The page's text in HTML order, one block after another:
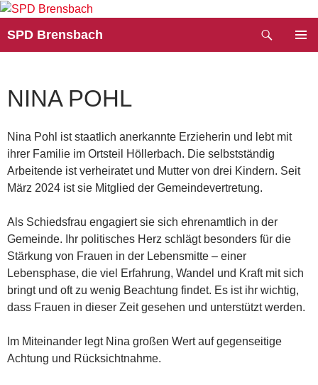
Zum
springen
SPD Brensbach
NINA POHL
Nina Pohl ist staatlich anerkannte Erzieherin und lebt mit
ihrer Familie im Ortsteil Höllerbach. Die selbstständig
Arbeitende ist verheiratet und Mutter von drei Kindern. Seit
März 2024 ist sie Mitglied der Gemeindevertretung.
Als Schiedsfrau engagiert sie sich ehrenamtlich in der
Gemeinde. Ihr politisches Herz schlägt besonders für die
Stärkung von Frauen in der Lebensmitte – einer
Lebensphase, die viel Erfahrung, Wandel und Kraft mit sich
bringt und oft zu wenig Beachtung findet. Es ist ihr wichtig,
dass Frauen in dieser Zeit gesehen und unterstützt werden.
Im Miteinander legt Nina großen Wert auf gegenseitige
Achtung und Rücksichtnahme.